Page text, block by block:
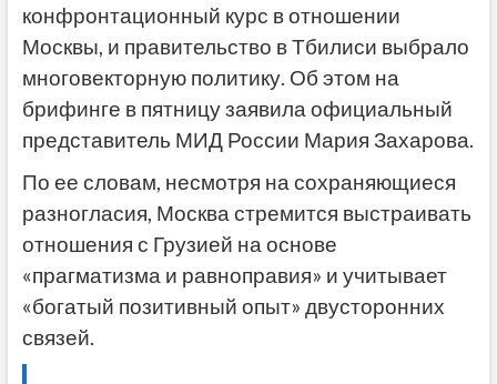
конфронтационный курс в отношении
Москвы, и правительство в Тбилиси выбрало
многовекторную политику. Об этом на
брифинге в пятницу заявила официальный
представитель МИД России Мария Захарова.
По ее словам, несмотря на сохраняющиеся
разногласия, Москва стремится выстраивать
отношения с Грузией на основе
«прагматизма и равноправия» и учитывает
«богатый позитивный опыт» двусторонних
связей.